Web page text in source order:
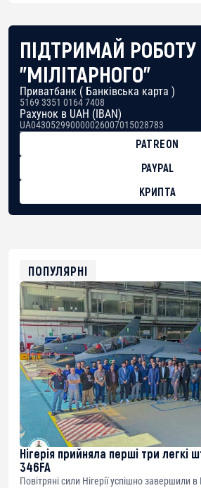
ПІДТРИМАЙ РОБОТУ
"МІЛІТАРНОГО"
Приватбанк ( Банківська карта )
5169 3351 0164 7408
Рахунок в UAH (IBAN)
UA043052990000026007015028783
PATREON
PAYPAL
КРИПТА
ПОПУЛЯРНІ
Нігерія прийняла перші три легкі
346FA
Повітряні сили Нігерії успішно завершили в